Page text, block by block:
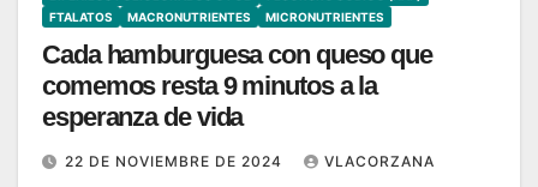
FTALATOS
MACRONUTRIENTES MICRONUTRIENTES
Cada hamburguesa con queso que
comemos resta 9 minutos a la
esperanza de vida
22 DE NOVIEMBRE DE 2024 VLACORZANA